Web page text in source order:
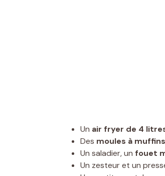
Un air fryer de 4
Des moules à
Un saladier, un fouet
Un zesteur et un